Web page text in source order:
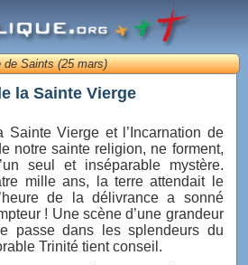
de Saints (25 mars)
la Sainte Vierge
Sainte Vierge et l’Incarnation de
notre sainte religion, ne forment,
seul et inséparable mystère.
mille ans, la terre attendait le
de la délivrance a sonné
! Une scène d’une grandeur
passe dans les splendeurs du
Trinité tient conseil.